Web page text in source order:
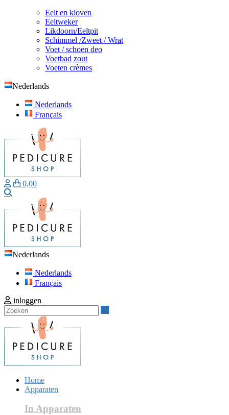
Eelt en kloven
Eeltweker
Likdoorn/Eeltpit
Schimmel /Zweet / Wrat
Voet / schoen deo
Voetbad zout
Voeten crèmes
Nederlands
Nederlands
Français
0,00
Nederlands
Nederlands
Français
inloggen
Home
Apparaten
In Apparaten